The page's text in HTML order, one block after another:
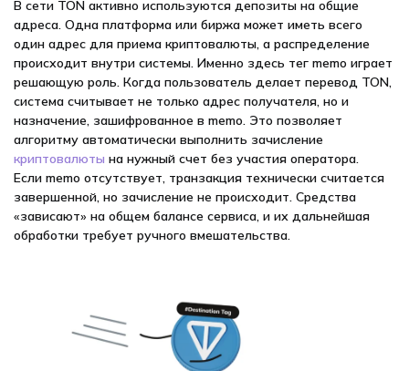
В сети TON активно используются депозиты на общие
адреса. Одна платформа или биржа может иметь всего
один адрес для приема криптовалюты, а распределение
происходит внутри системы. Именно здесь тег memo играет
решающую роль. Когда пользователь делает перевод TON,
система считывает не только адрес получателя, но и
назначение, зашифрованное в memo. Это позволяет
алгоритму автоматически выполнить зачисление
криптовалюты на нужный счет без участия оператора.
Если memo отсутствует, транзакция технически считается
завершенной, но зачисление не происходит. Средства
«зависают» на общем балансе сервиса, и их дальнейшая
обработки требует ручного вмешательства.